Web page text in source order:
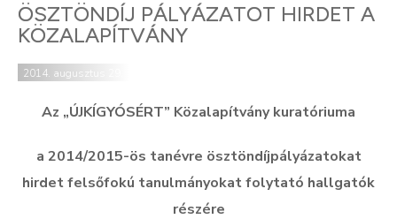
ÖSZTÖNDÍJ PÁLYÁZATOT HIRDET A
KÖZALAPÍTVÁNY
2014. augusztus 29.
Az „ÚJKÍGYÓSÉRT” Közalapítvány kuratóriuma
a 2014/2015-ös tanévre ösztöndíjpályázatokat
hirdet felsőfokú tanulmányokat folytató hallgatók
részére